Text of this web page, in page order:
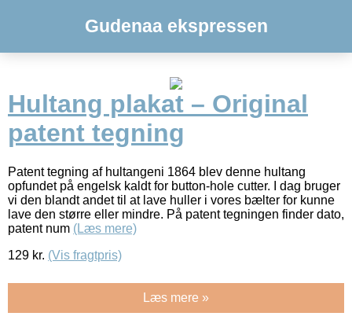
Gudenaa ekspressen
Hultang plakat – Original
patent tegning
Patent tegning af hultangeni 1864 blev denne hultang
opfundet på engelsk kaldt for button-hole cutter. I dag bruger
vi den blandt andet til at lave huller i vores bælter for kunne
lave den større eller mindre. På patent tegningen finder dato,
patent num (Læs mere)
129 kr. (Vis fragtpris)
Læs mere »